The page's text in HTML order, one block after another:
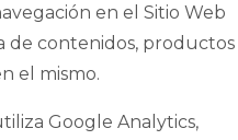
en el Sitio Web
de contenidos, productos
el mismo.
Google Analytics,